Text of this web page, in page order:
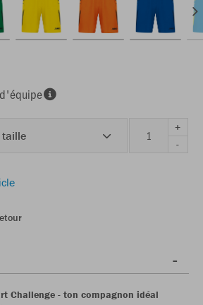
taille
+
-
Challenge - ton compagnon idéal